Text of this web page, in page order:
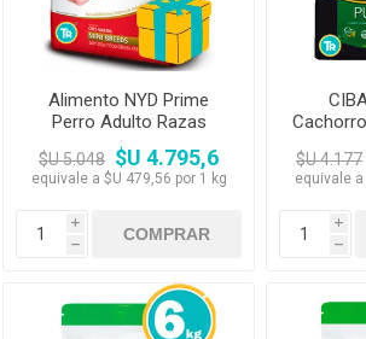
Alimento NYD Prime
Perro Adulto Razas
Pequeñas 10 kg
$U 5.048 $U 4.795,6
equivale a $U 479,56 por 1 kg
i
h
$U 4.177
equivale a
i
h